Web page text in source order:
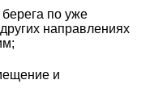
берега по уже
направлениях
и